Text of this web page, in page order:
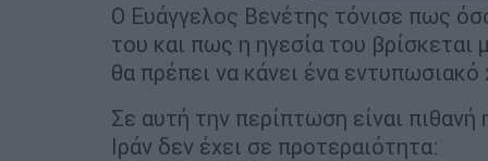
Ο Ευάγγελος Βενέτης τόνισε πως
του και πως η ηγεσία του βρίσκεται
θα πρέπει να κάνει ένα
Σε αυτή την περίπτωση είναι πιθανή
Ιράν δεν έχει σε προτεραιότητα: